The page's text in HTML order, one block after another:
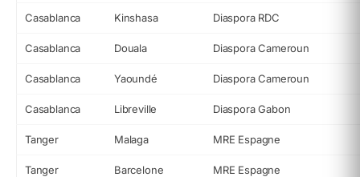
Casablanca Kinshasa Diaspora RDC
Casablanca Douala Diaspora Cameroun
Casablanca Yaoundé Diaspora Cameroun
Casablanca Libreville Diaspora Gabon
Tanger Malaga MRE Espagne
Tanger Barcelone MRE Espagne